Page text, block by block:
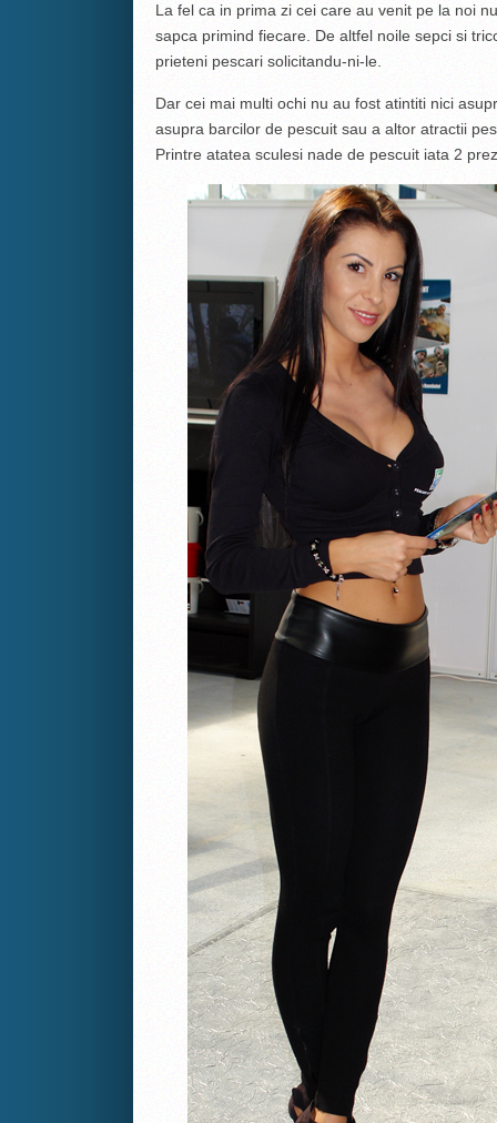
La fel ca in prima zi cei care au venit pe la noi
sapca primind fiecare. De altfel noile sepci si
prieteni pescari solicitandu-ni-le.
Dar cei mai multi ochi nu au fost atintiti nici
asupra barcilor de pescuit sau a altor atractii
Printre atatea sculesi nade de pescuit iata 2